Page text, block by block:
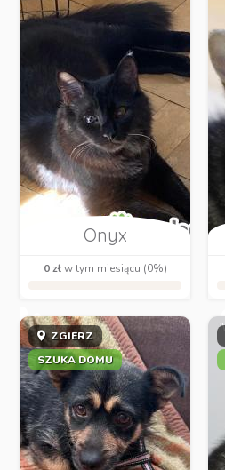
Onyx
0 złw tym miesiącu (0%)
ZGIERZ
SZUKA DOMU